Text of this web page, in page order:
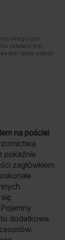
jest
ustalany jest
jest także odbiór
na pościel
pokaźnie
zagłówkiem
Pojemny
dodatkowe